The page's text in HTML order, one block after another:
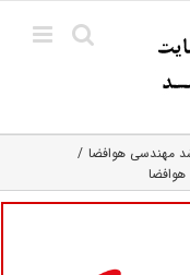
مهندسی هوافضا